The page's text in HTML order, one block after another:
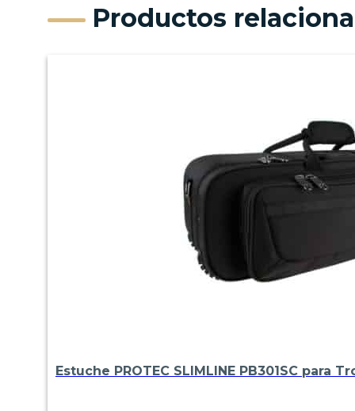
Productos
Estuche PROTEC SLIMLINE PB301SC para